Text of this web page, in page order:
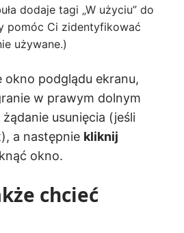
dodaje tagi „W użyciu” do
pomóc Ci zidentyfikować
używane.)
okno podglądu ekranu,
w prawym dolnym
usunięcia (jeśli
a następnie kliknij
okno.
chcieć